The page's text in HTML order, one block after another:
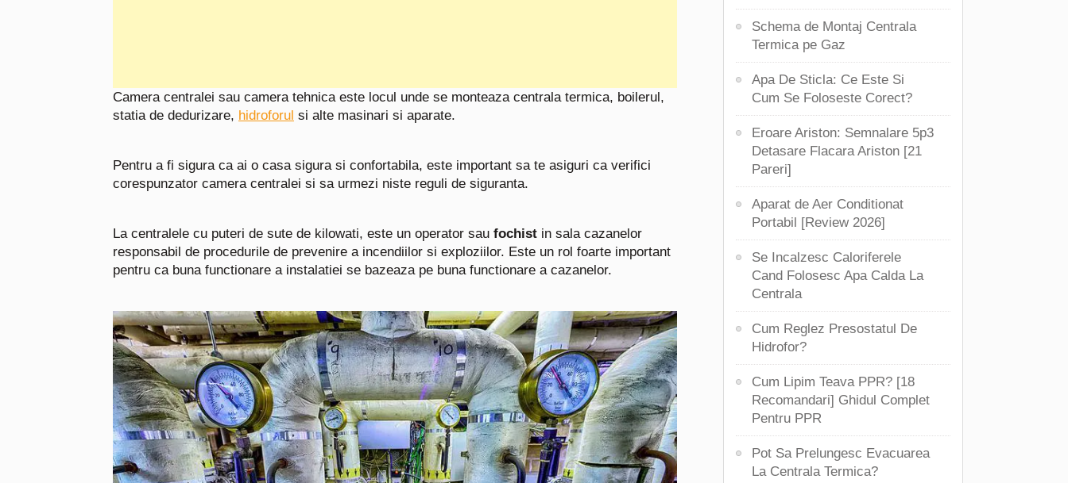
Camera centralei sau camera tehnica este locul unde se monteaza centrala termica, boilerul,
statia de dedurizare, hidroforul si alte masinari si aparate.
Pentru a fi sigura ca ai o casa sigura si confortabila, este important sa te asiguri ca verifici
corespunzator camera centralei si sa urmezi niste reguli de siguranta.
La centralele cu puteri de sute de kilowati, este un operator sau fochist in sala cazanelor
responsabil de procedurile de prevenire a incendiilor si exploziilor. Este un rol foarte important
pentru ca buna functionare a instalatiei se bazeaza pe buna functionare a cazanelor.
Schema de Montaj Centrala
Termica pe Gaz
Apa De Sticla: Ce Este Si
Cum Se Foloseste Corect?
Eroare Ariston: Semnalare 5p3
Detasare Flacara Ariston [21
Pareri]
Aparat de Aer Conditionat
Portabil [Review 2026]
Se Incalzesc Caloriferele
Cand Folosesc Apa Calda La
Centrala
Cum Reglez Presostatul De
Hidrofor?
Cum Lipim Teava PPR? [18
Recomandari] Ghidul Complet
Pentru PPR
Pot Sa Prelungesc Evacuarea
La Centrala Termica?